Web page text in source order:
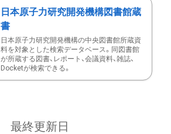
日本原子力研究開発機構図書館蔵
書
日本原子力研究開発機構の中央図書館所蔵資
料を対象とした検索データベース。同図書館
が所蔵する図書、レポート、会議資料、雑誌、
Docketが検索できる。
最終更新日